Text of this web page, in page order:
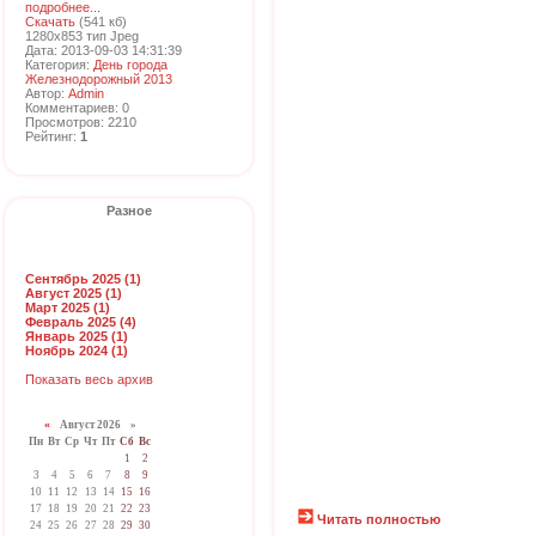
подробнее...
Скачать (541 кб)
1280x853 тип Jpeg
Дата: 2013-09-03 14:31:39
Категория: День города
Железнодорожный 2013
Автор: Admin
Комментариев: 0
Просмотров: 2210
Рейтинг: 1
Разное
Сентябрь 2025 (1)
Август 2025 (1)
Март 2025 (1)
Февраль 2025 (4)
Январь 2025 (1)
Ноябрь 2024 (1)
Показать весь архив
«Август 2026 »
Пн Вт Ср Чт Пт Сб Вс
1
2
3
4 5 6 7 8
9
10
11 12 13 14 15
16
17
18 19 20 21 22 23
24 25 26 27 28 29 30 Читать полностью